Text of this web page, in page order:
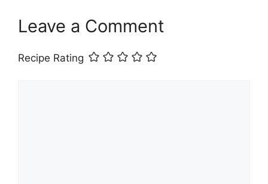
Leave a Comment
Recipe Rating